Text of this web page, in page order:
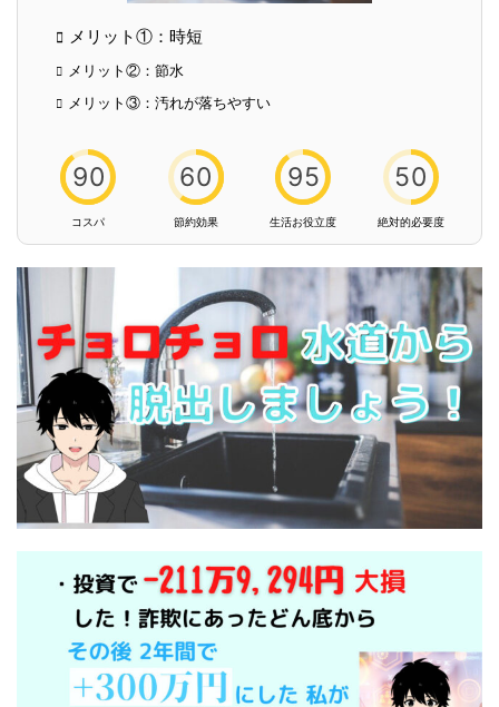
メリット①：時短
メリット②：節水
メリット③：汚れが落ちやすい
90
コスパ
60
節約効果
95
生活お役立度
50
絶対的必要度